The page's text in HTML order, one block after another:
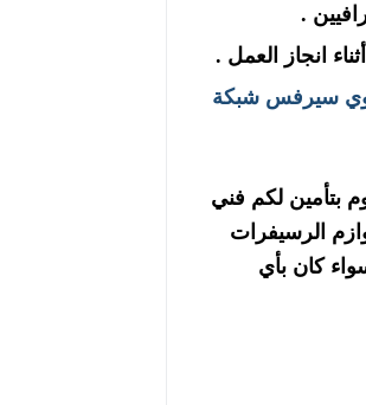
.
انجاز العمل .
سيرفس شبكة
أننا نقوم بتأمين لكم فني
الرسيفرات
كان بأي